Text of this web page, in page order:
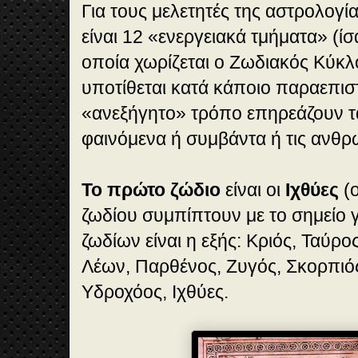
Για τους μελετητές της
είναι 12 «ενεργειακά τμήματα»
οποία χωρίζεται ο Ζωδιακός
υποτίθεται κατά κάποιο
«ανεξήγητο» τρόπο επηρεάζουν
φαινόμενα ή συμβάντα ή τις
Το πρώτο ζώδιο είναι οι Ιχθύες
ζωδίου συμπίπτουν με το σημείο
ζωδίων είναι η εξής: Κριός,
Λέων, Παρθένος, Ζυγός,
Υδροχόος, Ιχθύες.